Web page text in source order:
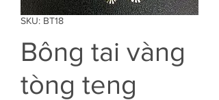
SKU: BT18
Bông tai vàng
tòng teng